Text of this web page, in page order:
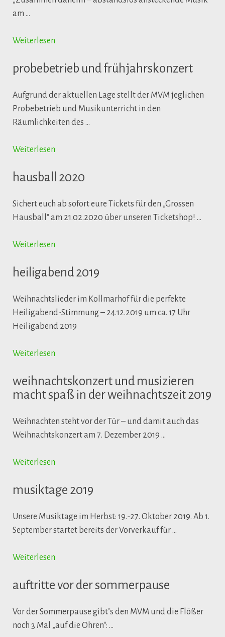
am …
Weiterlesen
probebetrieb und frühjahrskonzert
Aufgrund der aktuellen Lage stellt der MVM jeglichen
Probebetrieb und Musikunterricht in den
Räumlichkeiten des …
Weiterlesen
hausball 2020
Sichert euch ab sofort eure Tickets für den „Grossen
Hausball“ am 21.02.2020 über unseren Ticketshop! …
Weiterlesen
heiligabend 2019
Weihnachtslieder im Kollmarhof für die perfekte
Heiligabend-Stimmung – 24.12.2019 um ca. 17 Uhr
Heiligabend 2019
Weiterlesen
weihnachtskonzert und musizieren
macht spaß in der weihnachtszeit 2019
Weihnachten steht vor der Tür – und damit auch das
Weihnachtskonzert am 7. Dezember 2019 …
Weiterlesen
musiktage 2019
Unsere Musiktage im Herbst: 19.-27. Oktober 2019. Ab 1.
September startet bereits der Vorverkauf für …
Weiterlesen
auftritte vor der sommerpause
Vor der Sommerpause gibt’s den MVM und die Flößer
noch 3 Mal „auf die Ohren“: …